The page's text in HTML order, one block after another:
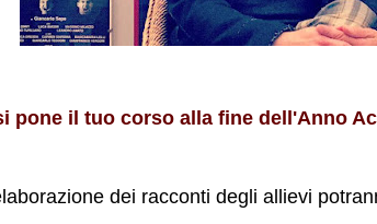
pone il tuo corso alla fine dell'Anno
dei racconti degli allievi